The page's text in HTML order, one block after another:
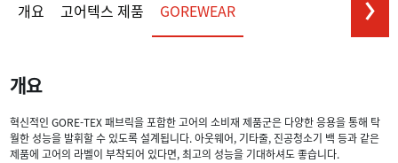
개요 고어텍스 제품 GOREWEAR
개요
혁신적인 GORE-TEX 패브릭을 포함한 고어의 소비재 제품군은 다양한 응용을 통해 탁
월한 성능을 발휘할 수 있도록 설계됩니다. 아웃웨어, 기타줄, 진공청소기 백 등과 같은
제품에 고어의 라벨이 부착되어 있다면, 최고의 성능을 기대하셔도 좋습니다.